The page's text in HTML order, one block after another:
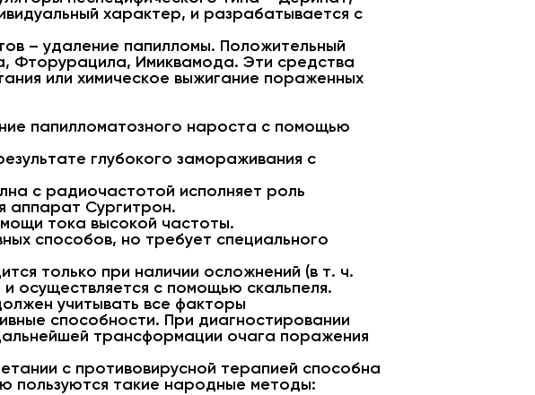
характер, и разрабатывается с
– удаление папилломы. Положительный
Фторурацила, Имиквамода. Эти средства
или химическое выжигание пораженных
папилломатозного нароста с помощью
глубокого замораживания с
с радиочастотой исполняет роль
аппарат Сургитрон.
тока высокой частоты.
способов, но требует специального
только при наличии осложнений (в т. ч.
осуществляется с помощью скальпеля.
учитывать все факторы
способности. При диагностировании
трансформации очага поражения
с противовирусной терапией способна
пользуются такие народные методы: